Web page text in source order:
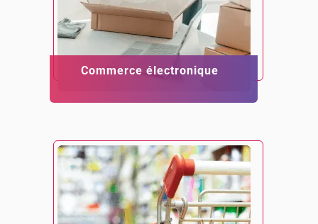
Commerce électronique